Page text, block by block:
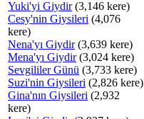
Yuki'yi Giydir(3,146 kere)
Cesy'nin Giysileri (4,076
kere)
Nena'yı Giydir(3,639 kere)
Mena'yı Giydir(3,024 kere)
Sevgililer Günü (3,733 kere)
Suzi'nin Giysileri (2,826 kere)
Gina'nın Giysileri (2,932
kere)